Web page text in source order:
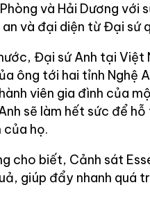
và Hải Dương
và đại diện từ Đại sứ
Đại sứ Anh tại Việt
ông tới hai tỉnh Nghệ
viên gia đình của
sẽ làm hết sức để
của họ.
cho biết, Cảnh sát
giúp đẩy nhanh quá